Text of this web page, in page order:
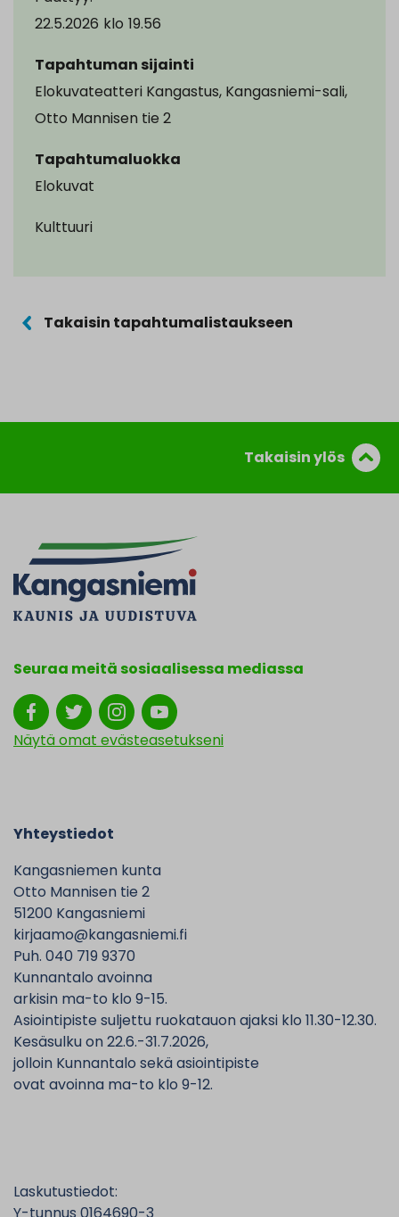
22.5.2026 klo 19.56
Tapahtuman sijainti
Elokuvateatteri Kangastus, Kangasniemi-sali,
Otto Mannisen tie 2
Tapahtumaluokka
Elokuvat
Kulttuuri
Takaisin tapahtumalistaukseen
Takaisin ylös
Seuraa meitä sosiaalisessa mediassa
Näytä omat evästeasetukseni
Yhteystiedot
Kangasniemen kunta
Otto Mannisen tie 2
51200 Kangasniemi
kirjaamo@kangasniemi.fi
Puh. 040 719 9370
Kunnantalo avoinna
arkisin ma-to klo 9-15.
Asiointipiste suljettu ruokatauon ajaksi klo 11.30-12.30.
Kesäsulku on 22.6.-31.7.2026,
jolloin Kunnantalo sekä asiointipiste
ovat avoinna ma-to klo 9-12.
Laskutustiedot: